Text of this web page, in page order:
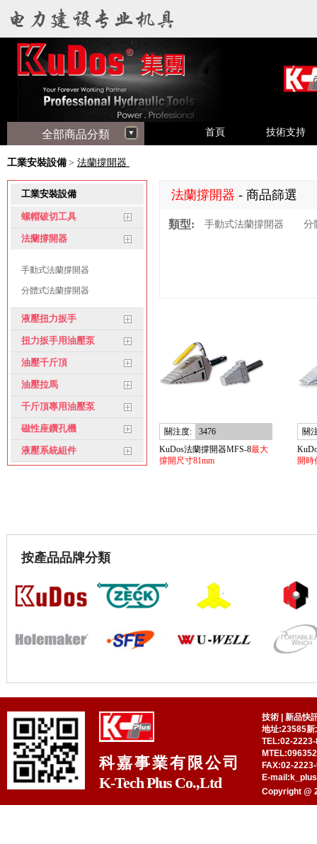
全部商品分類 首頁 技術支持
工業安裝設備 > 法蘭撐開器
工業安裝設備
螺帽破切工具
法蘭撐開器
手動式法蘭撐開器
分體式法蘭撐開器
液壓扭力扳手
扭力扳手用油壓泵
油壓千斤頂
油壓拉馬
千斤頂專用油壓泵
磁性座鑽孔機
液壓系統組件
法蘭撐開器 - 商品篩選
類型: 手動式法蘭撐開器 分
關注度:
3476
KuDos法蘭撐開器MFS-8最大
撐開尺寸81mm
關
開時
按產品品牌分類
科嘉事業有限公司
K-Tech Plus Co.,Ltd
技術
新品快
地址:23585新
TEL:02-
FAX:02-
E-
Copyright @